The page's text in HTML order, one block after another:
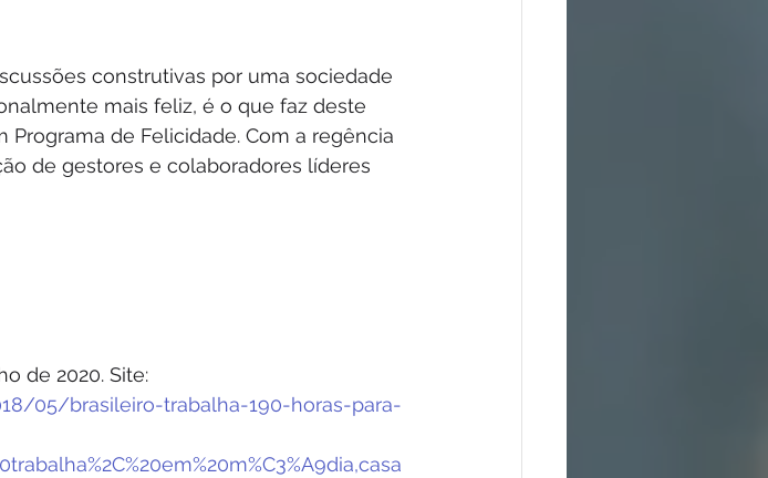
construtivas por uma sociedade
mais feliz, é o que faz deste
de Felicidade. Com a regência
de gestores e colaboradores líderes
de 2020. Site:
05/brasileiro-trabalha-190-horas-para-